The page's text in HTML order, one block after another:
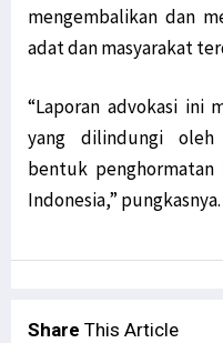
mengembalikan dan
adat dan masyarakat
“Laporan advokasi ini
yang dilindungi oleh
bentuk
Indonesia,” pungkasnya.
Share This Article